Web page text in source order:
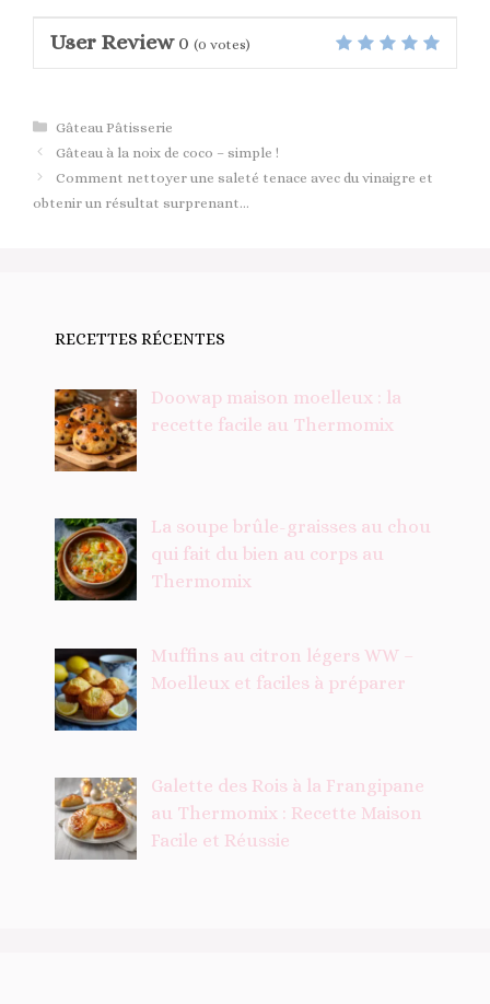
User Review 0 (0 votes)
Catégories
Gâteau Pâtisserie
Gâteau à la noix de coco – simple !
Comment nettoyer une saleté tenace avec du vinaigre et
obtenir un résultat surprenant…
RECETTES RÉCENTES
Doowap maison moelleux : la
recette facile au Thermomix
La soupe brûle-graisses au chou
qui fait du bien au corps au
Thermomix
Muffins au citron légers WW –
Moelleux et faciles à préparer
Galette des Rois à la Frangipane
au Thermomix : Recette Maison
Facile et Réussie